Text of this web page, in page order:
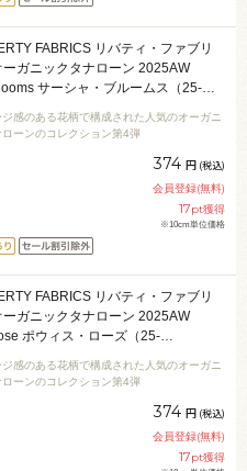
FABRICS リバティ・ファブリ
ーガニックタナローン 2025AW
サーシャ・ブルームス（25-
感のある花柄で構成された人気のオーガニ
ローンのコレクション第4弾
374 円 (税込)
会員登録(無料)
17pt獲得
※10cm単位価格
FABRICS リバティ・ファブリ
ーガニックタナローン 2025AW
ポウィス・ローズ（25-
感のある花柄で構成された人気のオーガニ
ローンのコレクション第4弾
374 円 (税込)
会員登録(無料)
17pt獲得